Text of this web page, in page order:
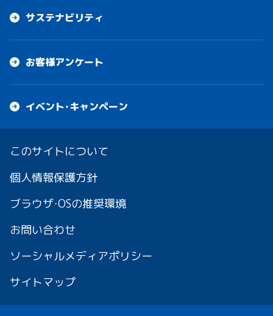
サステナビリティ
お客様アンケート
イベント・キャンペーン
このサイトについて
個人情報保護方針
ブラウザ・OSの推奨環境
お問い合わせ
ソーシャルメディアポリシー
サイトマップ